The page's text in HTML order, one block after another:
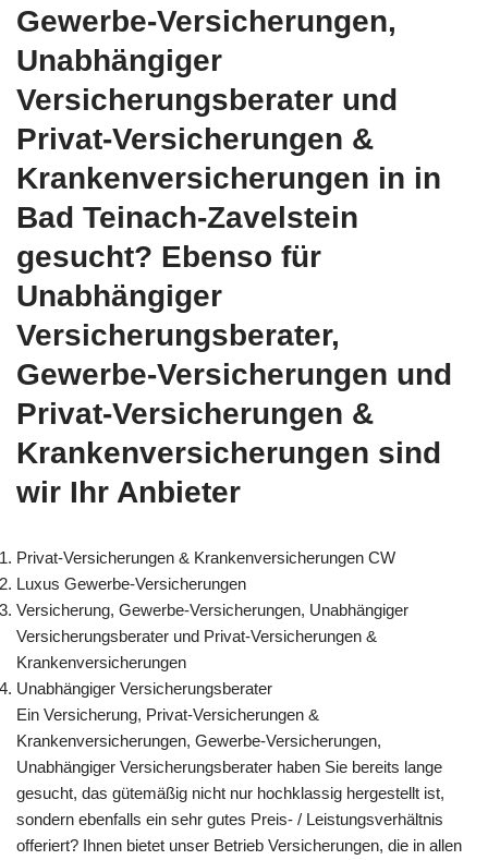
Gewerbe-Versicherungen,
Unabhängiger
Versicherungsberater und
Privat-Versicherungen &
Krankenversicherungen in in
Bad Teinach-Zavelstein
gesucht? Ebenso für
Unabhängiger
Versicherungsberater,
Gewerbe-Versicherungen und
Privat-Versicherungen &
Krankenversicherungen sind
wir Ihr Anbieter
Privat-Versicherungen & Krankenversicherungen CW
Luxus Gewerbe-Versicherungen
Versicherung, Gewerbe-Versicherungen, Unabhängiger
Versicherungsberater und Privat-Versicherungen &
Krankenversicherungen
Unabhängiger Versicherungsberater
Ein Versicherung, Privat-Versicherungen &
Krankenversicherungen, Gewerbe-Versicherungen,
Unabhängiger Versicherungsberater haben Sie bereits lange
gesucht, das gütemäßig nicht nur hochklassig hergestellt ist,
sondern ebenfalls ein sehr gutes Preis- / Leistungsverhältnis
offeriert? Ihnen bietet unser Betrieb Versicherungen, die in allen